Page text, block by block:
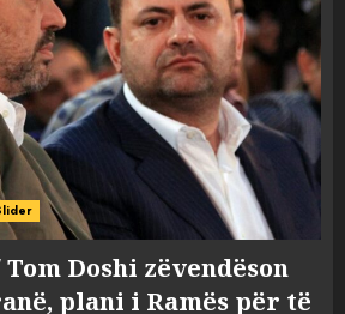
Tom Doshi zëvendëson
plani i Ramës për të